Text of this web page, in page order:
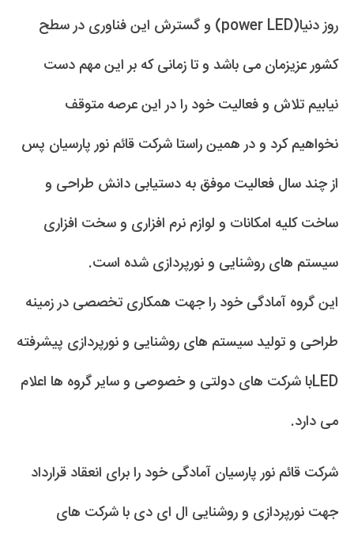
روز دنیا(power LED) و گسترش این فناوری در سطح
کشور عزیزمان می باشد و تا زمانی که بر این مهم دست
نیابیم تلاش و فعالیت خود را در این عرصه متوقف
نخواهیم کرد و در همین راستا شرکت قائم نور پارسیان پس
از چند سال فعالیت موفق به دستیابی دانش طراحی و
ساخت کلیه امکانات و لوازم نرم افزاری و سخت افزاری
سیستم های روشنایی و نورپردازی شده است.
این گروه آمادگی خود را جهت همکاری تخصصی در زمینه
طراحی و تولید سیستم های روشنایی و نورپردازی پیشرفته
LEDبا شرکت های دولتی و خصوصی و سایر گروه ها اعلام
می دارد.
شرکت قائم نور پارسیان آمادگی خود را برای انعقاد قرارداد
جهت نورپردازی و روشنایی ال ای دی با شرکت های